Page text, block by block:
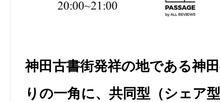
神田古書街発祥の地である神
りの一角に、共同型（シェア